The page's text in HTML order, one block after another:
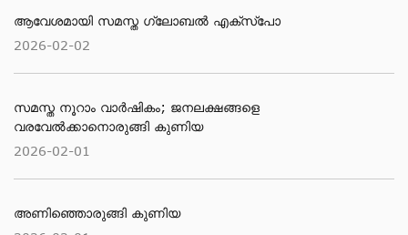
ആവേശമായി സമസ്ത ഗ്ലോബല്‍ എക്‌സ്‌പോ
2026-02-02
സമസ്ത നൂറാം വാര്‍ഷികം; ജനലക്ഷങ്ങളെ
വരവേല്‍ക്കാനൊരുങ്ങി കുണിയ
2026-02-01
അണിഞ്ഞൊരുങ്ങി കുണിയ